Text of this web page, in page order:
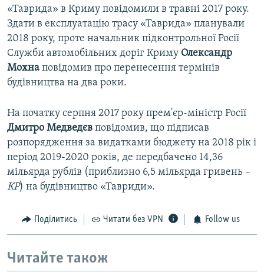
«Таврида» в Криму повідомили в травні 2017 року.
Здати в експлуатацію трасу «Таврида» планували
2018 року, проте начальник підконтрольної Росії
Служби автомобільних доріг Криму Олександр
Мохна повідомив про перенесення термінів
будівництва на два роки.
На початку серпня 2017 року прем'єр-міністр Росії
Дмитро Медведєв повідомив, що підписав
розпорядження за видатками бюджету на 2018 рік і
період 2019-2020 років, де передбачено 14,36
мільярда рублів (приблизно 6,5 мільярда гривень –
КР) на будівництво «Тавриди».
Поділитись Читати без VPN Follow us
Читайте також